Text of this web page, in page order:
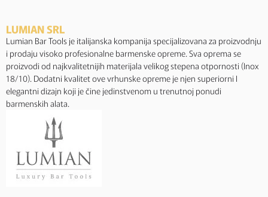
LUMIAN SRL
Lumian Bar Tools je italijanska kompanija specijalizovana za proizvodnju
i prodaju visoko profesionalne barmenske opreme. Sva oprema se
proizvodi od najkvalitetnijih materijala velikog stepena otpornosti (Inox
18/10). Dodatni kvalitet ove vrhunske opreme je njen superiorni I
elegantni dizajn koji je čine jedinstvenom u trenutnoj ponudi
barmenskih alata.